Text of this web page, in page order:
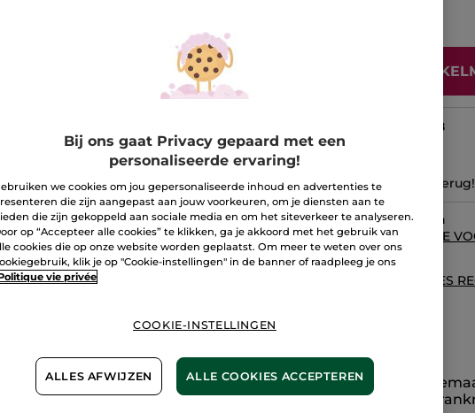
IN
12/08
Niet tevreden? Geld terug!
Algemene Voorwaarden
LEES HIER DE ALGEMENE
Klantenrecensies
LEES KLANTENRECENSIES
van
oorsprong
Met liefde
Bretagne,
Bij ons gaat Privacy gepaard met een
personaliseerde ervaring!
we cookies om jou gepersonaliseerde inhoud en advertenties te
die zijn aangepast aan jouw voorkeuren, om je diensten aan te
die zijn gekoppeld aan sociale media en om het siteverkeer te analyseren.
op “Accepteer alle cookies” te klikken, ga je akkoord met het gebruik van
cookies die op onze website worden geplaatst. Om meer te weten over ons
klik je op "Cookie-instellingen" in de banner of raadpleeg je ons
vie privée
COOKIE-INSTELLINGEN
ALLES AFWIJZEN ALLE COOKIES ACCEPTEREN